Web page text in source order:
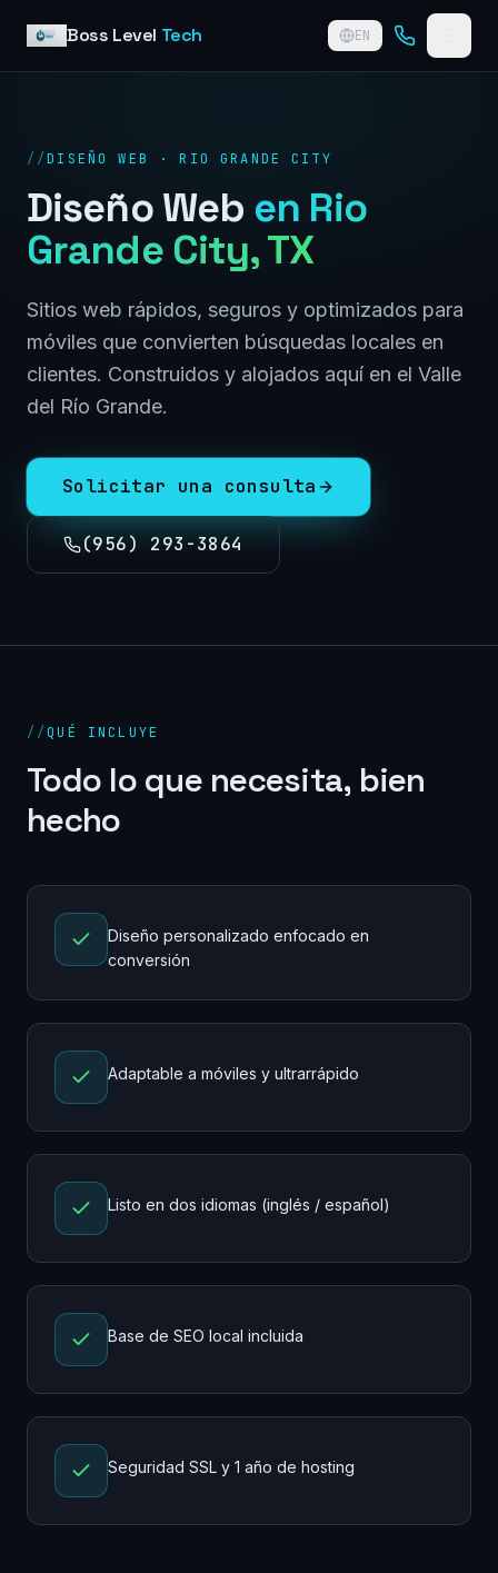
Boss Level Tech EN
//DISEÑO WEB · RIO GRANDE CITY
Diseño Web en Rio
Grande City, TX
Sitios web rápidos, seguros y optimizados para
móviles que convierten búsquedas locales en
clientes. Construidos y alojados aquí en el Valle
del Río Grande.
Solicitar una consulta
(956) 293-3864
//QUÉ INCLUYE
Todo lo que necesita, bien
hecho
Diseño personalizado enfocado en
conversión
Adaptable a móviles y ultrarrápido
Listo en dos idiomas (inglés / español)
Base de SEO local incluida
Seguridad SSL y 1 año de hosting